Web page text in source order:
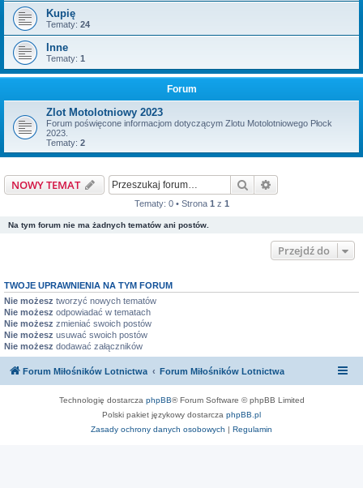
Kupię
Tematy: 24
Inne
Tematy: 1
Forum
Zlot Motolotniowy 2023
Forum poświęcone informacjom dotyczącym Zlotu Motolotniowego Płock
2023.
Tematy: 2
NOWY TEMAT Szukaj
Tematy: 0 • Strona 1 z 1
Na tym forum nie ma żadnych tematów ani postów.
Przejdź do
TWOJE UPRAWNIENIA NA TYM FORUM
Nie możesz tworzyć nowych tematów
Nie możesz odpowiadać w tematach
Nie możesz zmieniać swoich postów
Nie możesz usuwać swoich postów
Nie możesz dodawać załączników
Forum Miłośników Lotnictwa Forum Miłośników Lotnictwa
Technologię dostarcza phpBB® Forum Software © phpBB Limited
Polski pakiet językowy dostarcza phpBB.pl
Zasady ochrony danych osobowych | Regulamin